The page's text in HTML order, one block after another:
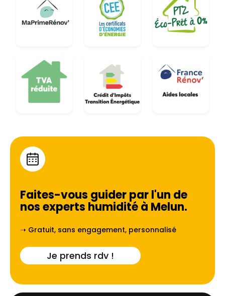
Faites-vous guider par l'un de
nos experts humidité à Melun.
➝ Gratuit, sans engagement, personnalisé
Je prends rdv !